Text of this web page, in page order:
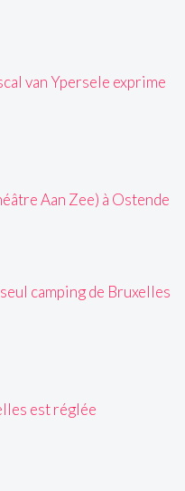
van Ypersele exprime
Aan Zee) à Ostende
camping de Bruxelles
est réglée